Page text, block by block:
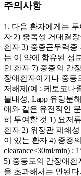
주의사항
1. 다음 환자에게는
자 2) 중독성 거대결
환자 3) 중증근무력증
는 이 약에 함유된 성
인 환자 7) 중증의 간
장애환자이거나 중등
저해제(예 : 케토코나
불내성, Lapp 유당분
애와 같은 유전적인
히 투여할 것 1) 요저
환자 2) 위장관 폐쇄
이 있는 환자 4) 중증
clearance≤30ml/min) :
5) 중등도의 간장애환
을 초과해서는 안된